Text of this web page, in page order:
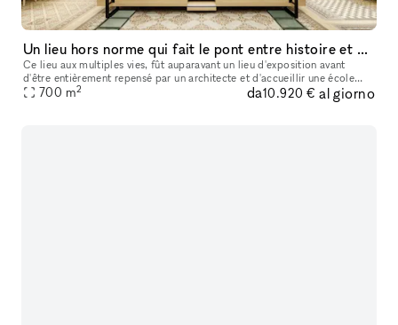
Un lieu hors norme qui fait le pont entre histoire et modernité
Ce lieu aux multiples vies, fût auparavant un lieu d'exposition avant
d'être entièrement repensé par un architecte et d'accueillir une école
spécialisée dans le business et la data. Au sein du quart
700 m2 da10.920 € al giorno